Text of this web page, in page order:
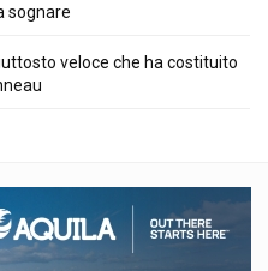
sognare
veloce che ha costituito